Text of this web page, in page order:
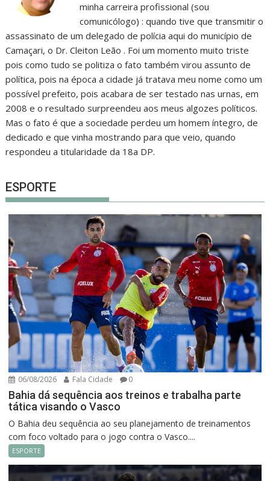
minha carreira profissional (sou
comunicólogo) : quando tive que transmitir o
assassinato de um delegado de polícia aqui do município de
Camaçari, o Dr. Cleiton Leão . Foi um momento muito triste
pois como tudo se politiza o fato também virou assunto de
política, pois na época a cidade já tratava meu nome como um
possível prefeito, pois acabara de ser testado nas urnas, em
2008 e o resultado surpreendeu aos meus algozes políticos.
Mas o fato é que a sociedade perdeu um homem íntegro, de
dedicado e que vinha mostrando para que veio, quando
respondeu a titularidade da 18a DP.
ESPORTE
06/08/2026 Fala Cidade 0
Bahia dá sequência aos treinos e trabalha parte
tática visando o Vasco
O Bahia deu sequência ao seu planejamento de treinamentos
com foco voltado para o jogo contra o Vasco....
ESPORTE